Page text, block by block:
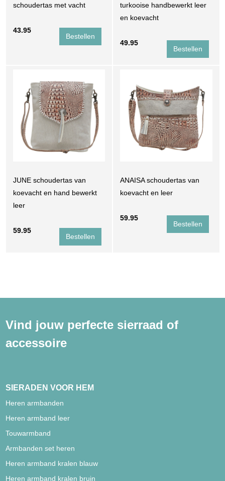
schoudertas met vacht
43.95
turkooise handbewerkt leer
en koevacht
49.95
JUNE schoudertas van
koevacht en hand bewerkt
leer
59.95
ANAISA schoudertas van
koevacht en leer
59.95
Vind jouw perfecte sierraad of
accessoire
SIERADEN VOOR HEM
Heren armbanden
Heren armband leer
Touwarmband
Armbanden set heren
Heren armband kralen blauw
Heren armband kralen bruin